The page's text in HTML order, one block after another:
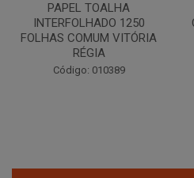
CAFÉ TORRADO E MOÍDO
CLÁSSICO ALMOFADA 250G
SANTA CLARA
Código: 042389